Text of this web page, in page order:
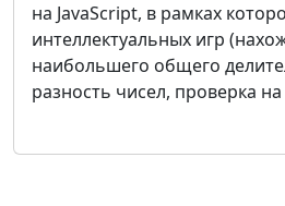
на JavaScript, в рамках
интеллектуальных игр
наибольшего общего
разность чисел, проверка на